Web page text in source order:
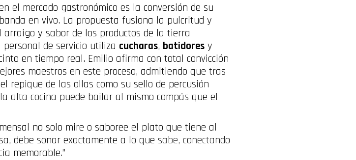
el mercado gastronómico es la conversión de su
en vivo. La propuesta fusiona la pulcritud y
y sabor de los productos de la tierra
de servicio utiliza cucharas, batidores y
en tiempo real. Emilio afirma con total convicción
maestros en este proceso, admitiendo que tras
repique de las ollas como su sello de percusión
alta cocina puede bailar al mismo compás que el
no solo mire o saboree el plato que tiene al
debe sonar exactamente a lo que sabe, conectando
memorable.”